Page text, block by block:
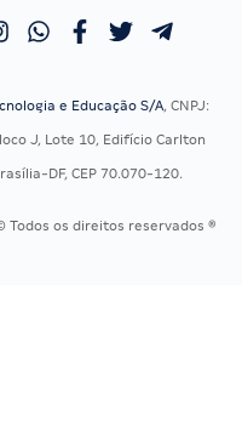
OAB
e Educação S/A, CNPJ:
J, Lote 10, Edifício Carlton
DF, CEP 70.070-120.
Todos os direitos reservados ®